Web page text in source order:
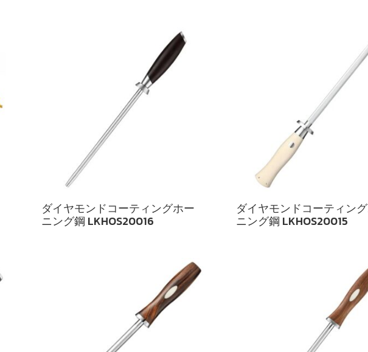
ダイヤモンドコーティングホー
ニング鋼 LKHOS20016
ダイヤモンドコーティン
ニング鋼 LKHOS20015